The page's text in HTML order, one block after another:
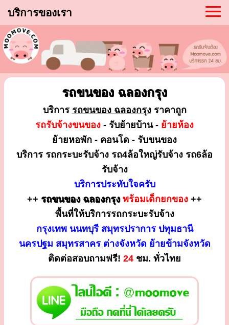
บริการของเรา
รถขนของ ฉลองกรุง
บริการ รถขนของ ฉลองกรุงราคาถูก
รถรับจ้างขนของ - รับย้ายบ้าน - ย้ายห้อง
ย้ายหอพัก - คอนโด - รับขนของ
บริการ รถกระบะรับจ้าง รถ4ล้อใหญ่รับจ้าง รถ6ล้อ
รับจ้าง
บริการประทับใจครับ
++ รถขนของ ฉลองกรุง พร้อมเด็กยกของ ++
พื้นที่ให้บริการรถกระบะรับจ้าง
กรุงเทพ นนทบุรี สมุทรปราการ ปทุมธานี
นครปฐม สมุทรสาคร ต่างจังหวัด ย้ายข้ามจังหวัด
ติดต่อสอบถามฟรี! 24 ชม. ทั่วไทย